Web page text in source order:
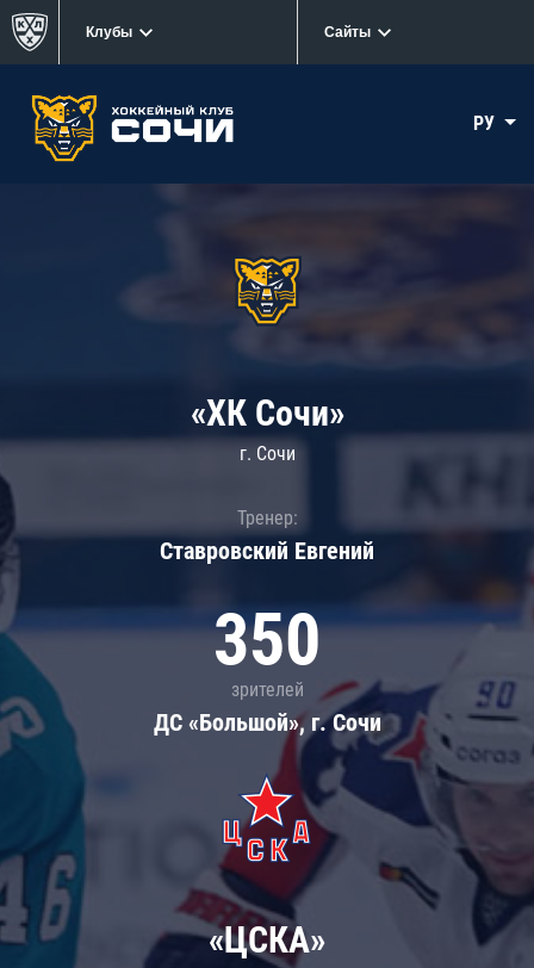
Клубы Сайты
РУ
«ХК Сочи»
г. Сочи
Тренер:
Ставровский Евгений
350
зрителей
ДС «Большой», г. Сочи
«ЦСКА»